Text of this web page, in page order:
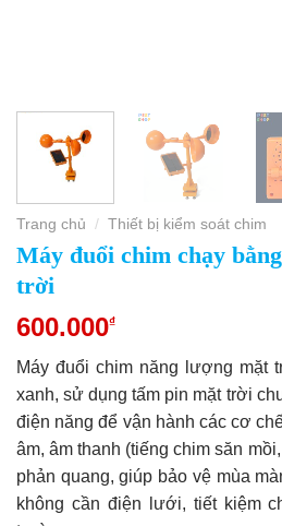
Trang chủ / Thiết bị kiểm soát chim
Máy đuổi chim chạy
trời
600.000₫
Máy đuổi chim năng lượng mặt
xanh, sử dụng tấm pin mặt trời
điện năng để vận hành các cơ
âm, âm thanh (tiếng chim săn
phản quang, giúp bảo vệ mùa
không cần điện lưới, tiết kiệm